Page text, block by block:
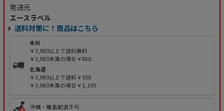
発送元
エースラベル
送料対策に！商品はこちら
本州
￥3,980以上で送料無料
￥3,980未満の場合￥880
北海道
￥3,980以上で送料￥550
￥3,980未満の場合￥1,100
沖縄・離島配送不可